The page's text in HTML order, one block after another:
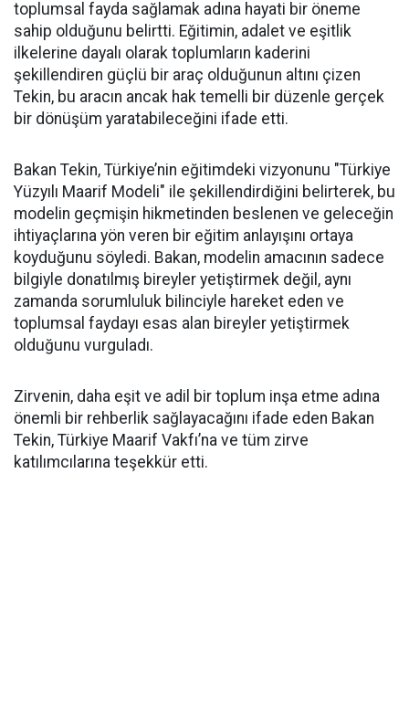
toplumsal fayda sağlamak adına hayati bir öneme
sahip olduğunu belirtti. Eğitimin, adalet ve eşitlik
ilkelerine dayalı olarak toplumların kaderini
şekillendiren güçlü bir araç olduğunun altını çizen
Tekin, bu aracın ancak hak temelli bir düzenle gerçek
bir dönüşüm yaratabileceğini ifade etti.
Bakan Tekin, Türkiye’nin eğitimdeki vizyonunu "Türkiye
Yüzyılı Maarif Modeli" ile şekillendirdiğini belirterek, bu
modelin geçmişin hikmetinden beslenen ve geleceğin
ihtiyaçlarına yön veren bir eğitim anlayışını ortaya
koyduğunu söyledi. Bakan, modelin amacının sadece
bilgiyle donatılmış bireyler yetiştirmek değil, aynı
zamanda sorumluluk bilinciyle hareket eden ve
toplumsal faydayı esas alan bireyler yetiştirmek
olduğunu vurguladı.
Zirvenin, daha eşit ve adil bir toplum inşa etme adına
önemli bir rehberlik sağlayacağını ifade eden Bakan
Tekin, Türkiye Maarif Vakfı’na ve tüm zirve
katılımcılarına teşekkür etti.